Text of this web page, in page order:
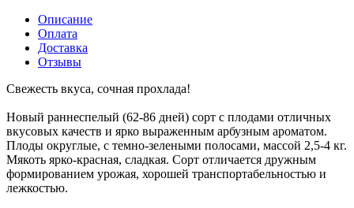
Описание
Оплата
Доставка
Отзывы
Свежесть вкуса, сочная прохлада!
Новый раннеспелый (62-86 дней) сорт с плодами отличных
вкусовых качеств и ярко выраженным арбузным ароматом.
Плоды округлые, с темно-зелеными полосами, массой 2,5-4 кг.
Мякоть ярко-красная, сладкая. Сорт отличается дружным
формированием урожая, хорошей транспортабельностью и
лежкостью.